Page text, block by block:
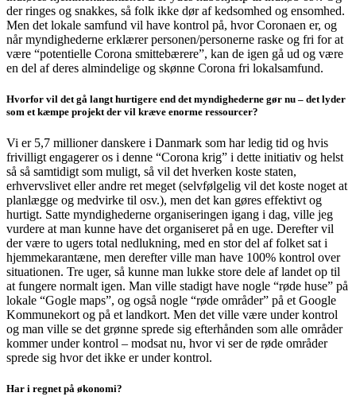
der ringes og snakkes, så folk ikke dør af kedsomhed og ensomhed.
Men det lokale samfund vil have kontrol på, hvor Coronaen er, og
når myndighederne erklærer personen/personerne raske og fri for at
være “potentielle Corona smittebærere”, kan de igen gå ud og være
en del af deres almindelige og skønne Corona fri lokalsamfund.
Hvorfor vil det gå langt hurtigere end det myndighederne gør nu – det lyder
som et kæmpe projekt der vil kræve enorme ressourcer?
Vi er 5,7 millioner danskere i Danmark som har ledig tid og hvis
frivilligt engagerer os i denne “Corona krig” i dette initiativ og helst
så så samtidigt som muligt, så vil det hverken koste staten,
erhvervslivet eller andre ret meget (selvfølgelig vil det koste noget at
planlægge og medvirke til osv.), men det kan gøres effektivt og
hurtigt. Satte myndighederne organiseringen igang i dag, ville jeg
vurdere at man kunne have det organiseret på en uge. Derefter vil
der være to ugers total nedlukning, med en stor del af folket sat i
hjemmekarantæne, men derefter ville man have 100% kontrol over
situationen. Tre uger, så kunne man lukke store dele af landet op til
at fungere normalt igen. Man ville stadigt have nogle “røde huse” på
lokale “Gogle maps”, og også nogle “røde områder” på et Google
Kommunekort og på et landkort. Men det ville være under kontrol
og man ville se det grønne sprede sig efterhånden som alle områder
kommer under kontrol – modsat nu, hvor vi ser de røde områder
sprede sig hvor det ikke er under kontrol.
Har i regnet på økonomi?